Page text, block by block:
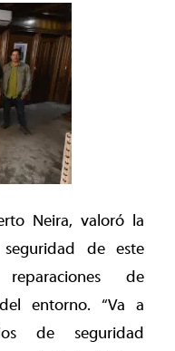
Neira, valoró la
de este
de
entorno. “Va a
de seguridad